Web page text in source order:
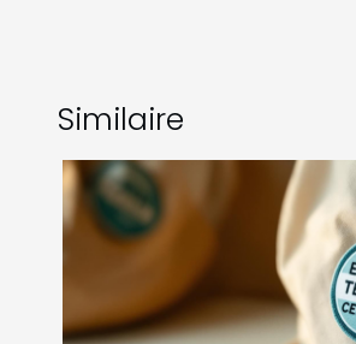
Similaire